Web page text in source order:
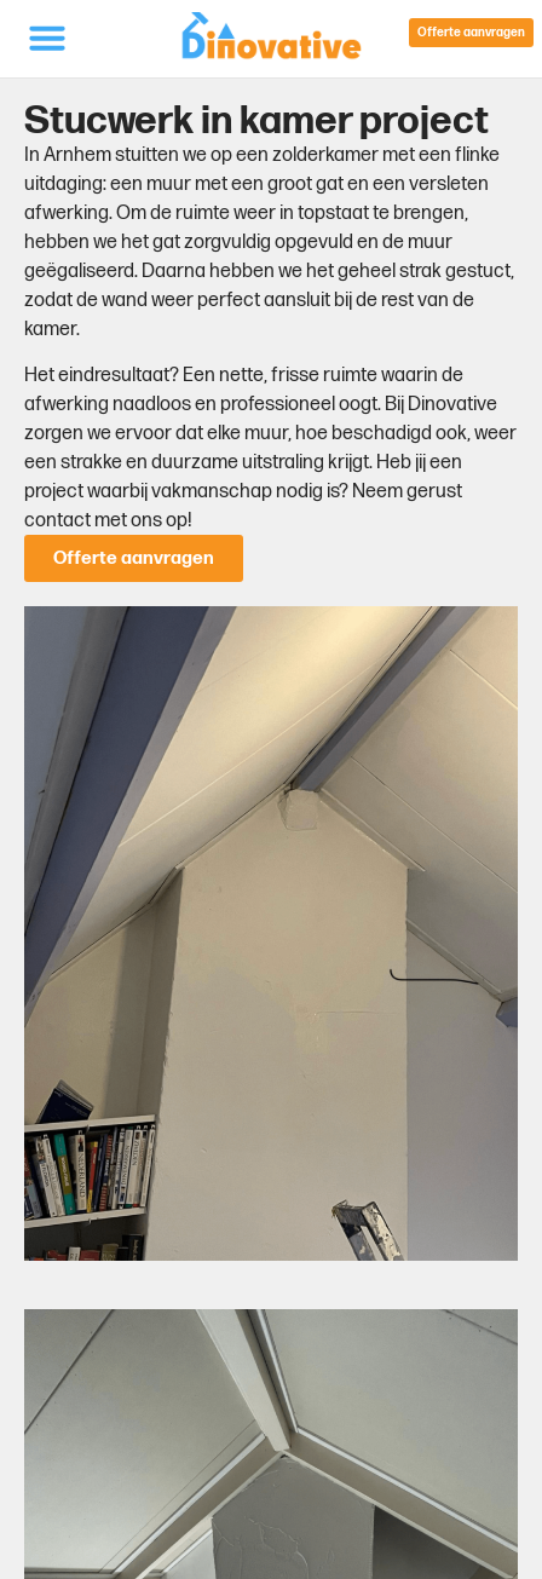
Offerte aanvragen
Stucwerk in kamer project
In Arnhem stuitten we op een zolderkamer met een flinke
uitdaging: een muur met een groot gat en een versleten
afwerking. Om de ruimte weer in topstaat te brengen,
hebben we het gat zorgvuldig opgevuld en de muur
geëgaliseerd. Daarna hebben we het geheel strak gestuct,
zodat de wand weer perfect aansluit bij de rest van de
kamer.
Het eindresultaat? Een nette, frisse ruimte waarin de
afwerking naadloos en professioneel oogt. Bij Dinovative
zorgen we ervoor dat elke muur, hoe beschadigd ook, weer
een strakke en duurzame uitstraling krijgt. Heb jij een
project waarbij vakmanschap nodig is? Neem gerust
contact met ons op!
Offerte aanvragen